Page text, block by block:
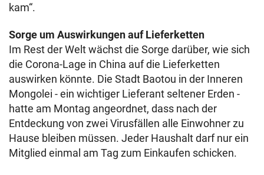
kam“.
Sorge um Auswirkungen auf Lieferketten
Im Rest der Welt wächst die Sorge darüber, wie sich
die Corona-Lage in China auf die Lieferketten
auswirken könnte. Die Stadt Baotou in der Inneren
Mongolei - ein wichtiger Lieferant seltener Erden -
hatte am Montag angeordnet, dass nach der
Entdeckung von zwei Virusfällen alle Einwohner zu
Hause bleiben müssen. Jeder Haushalt darf nur ein
Mitglied einmal am Tag zum Einkaufen schicken.